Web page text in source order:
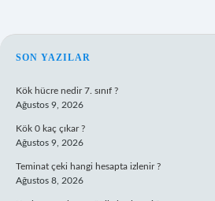
SIDEBAR
SON YAZILAR
Kök hücre nedir 7. sınıf ?
Ağustos 9, 2026
Kök 0 kaç çıkar ?
Ağustos 9, 2026
Teminat çeki hangi hesapta izlenir ?
Ağustos 8, 2026